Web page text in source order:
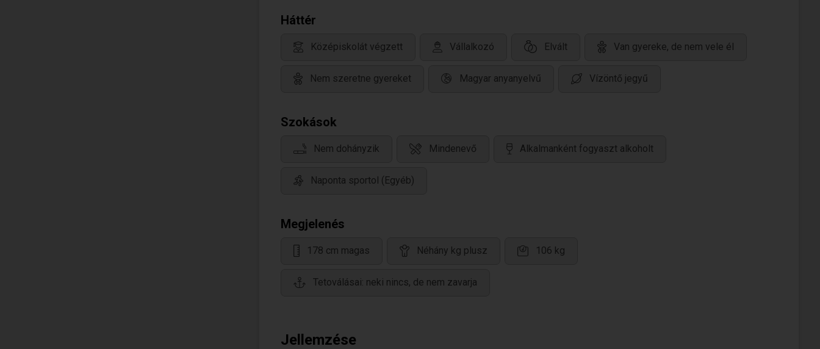
Háttér
Középiskolát végzett Vállalkozó Elvált Van gyereke, de nem vele él
Nem szeretne gyereket Magyar anyanyelvű Vízöntő jegyű
Szokások
Nem dohányzik Mindenevő Alkalmanként fogyaszt alkoholt
Naponta sportol (Egyéb)
Megjelenés
178 cm magas Néhány kg plusz 106 kg
Tetoválásai: neki nincs, de nem zavarja
Jellemzése